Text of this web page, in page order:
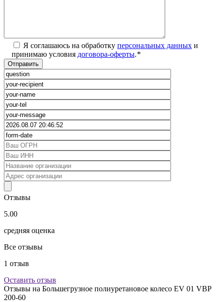
Я соглашаюсь на обработку персональных данных и
принимаю условия договора-оферты.*
Отзывы
5.00
средняя оценка
Все отзывы
1 отзыв
Оставить отзыв
Отзывы на Большегрузное полиуретановое колесо EV 01 VBP
200-60